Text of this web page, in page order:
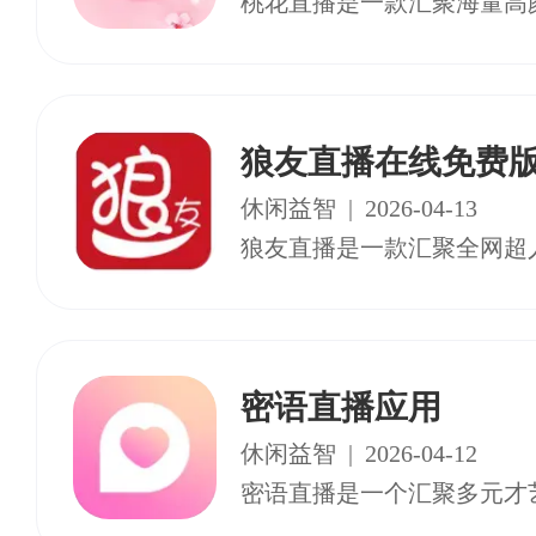
狼友直播在线免费
休闲益智 | 2026-04-13
密语直播应用
休闲益智 | 2026-04-12